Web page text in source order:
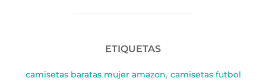
ETIQUETAS
camisetas baratas mujer amazon, camisetas futbol